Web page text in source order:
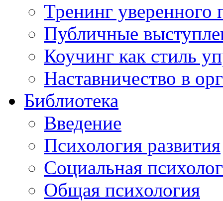
Тренинг уверенного
Публичные
Коучинг как стиль
Наставничество в
Библиотека
Введение
Психология развития
Социальная
Общая психология